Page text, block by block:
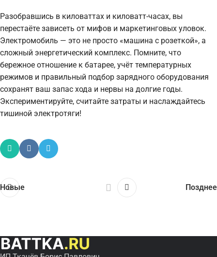
Разобравшись в киловаттах и киловатт-часах, вы
перестаёте зависеть от мифов и маркетинговых уловок.
Электромобиль — это не просто «машина с розеткой», а
сложный энергетический комплекс. Помните, что
бережное отношение к батарее, учёт температурных
режимов и правильный подбор зарядного оборудования
сохранят ваш запас хода и нервы на долгие годы.
Экспериментируйте, считайте затраты и наслаждайтесь
тишиной электротяги!
Новые Позднее